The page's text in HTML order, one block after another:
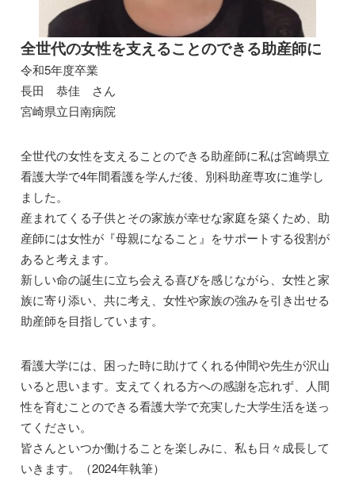
全世代の女性を支えることのできる助産師に
令和5年度卒業
長田 恭佳 さん
宮崎県立日南病院
全世代の女性を支えることのできる助産師に私は宮崎県立
看護大学で4年間看護を学んだ後、別科助産専攻に進学し
ました。
産まれてくる子供とその家族が幸せな家庭を築くため、助
産師には女性が『母親になること』をサポートする役割が
あると考えます。
新しい命の誕生に立ち会える喜びを感じながら、女性と家
族に寄り添い、共に考え、女性や家族の強みを引き出せる
助産師を目指しています。
看護大学には、困った時に助けてくれる仲間や先生が沢山
いると思います。支えてくれる方への感謝を忘れず、人間
性を育むことのできる看護大学で充実した大学生活を送っ
てください。
皆さんといつか働けることを楽しみに、私も日々成長して
いきます。（2024年執筆）